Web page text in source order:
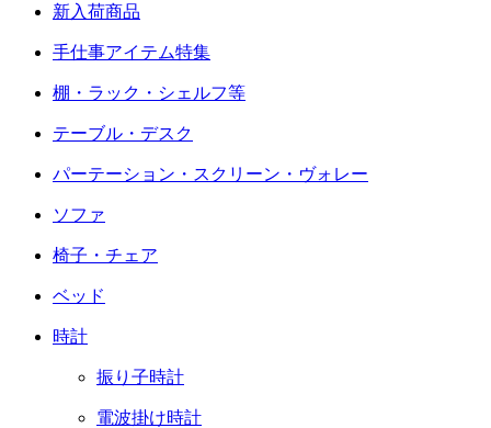
新入荷商品
手仕事アイテム特集
棚・ラック・シェルフ等
テーブル・デスク
パーテーション・スクリーン・ヴォレー
ソファ
椅子・チェア
ベッド
時計
振り子時計
電波掛け時計